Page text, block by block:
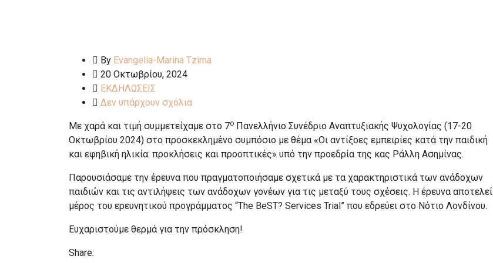
By Evangelia-Marina Tzima
20 Οκτωβρίου, 2024
ΕΚΔΗΛΩΣΕΙΣ
Δεν υπάρχουν σχόλια
Με χαρά και τιμή συμμετείχαμε στο 7ο Πανελλήνιο Συνέδριο Αναπτυξιακής Ψυχολογίας (17-20
Οκτωβρίου 2024) στο προσκεκλημένο συμπόσιο με θέμα «Οι αντίξοες εμπειρίες κατά την παιδική
και εφηβική ηλικία: προκλήσεις και προοπτικές» υπό την προεδρία της κας Ράλλη Ασημίνας.
Παρουσιάσαμε την έρευνα που πραγματοποιήσαμε σχετικά με τα χαρακτηριστικά των ανάδοχων
παιδιών και τις αντιλήψεις των ανάδοχων γονέων για τις μεταξύ τους σχέσεις. Η έρευνα αποτελεί
μέρος του ερευνητικού προγράμματος “The BeST? Services Trial” που εδρεύει στο Νότιο Λονδίνου.
Ευχαριστούμε θερμά για την πρόσκληση!
Share: